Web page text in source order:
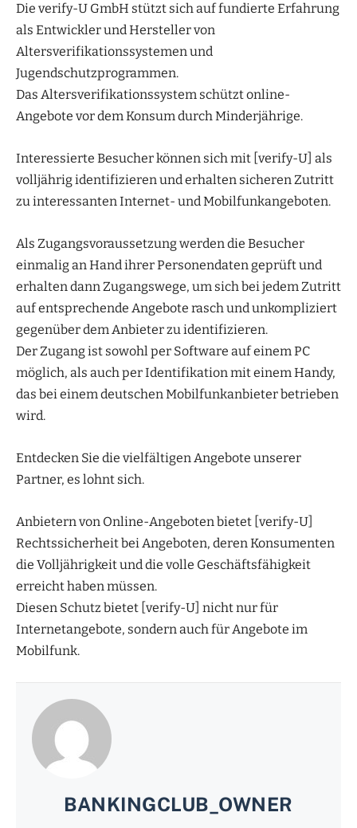
Die verify-U GmbH stützt sich auf fundierte Erfahrung
als Entwickler und Hersteller von
Altersverifikationssystemen und
Jugendschutzprogrammen.
Das Altersverifikationssystem schützt online-
Angebote vor dem Konsum durch Minderjährige.
Interessierte Besucher können sich mit [verify-U] als
volljährig identifizieren und erhalten sicheren Zutritt
zu interessanten Internet- und Mobilfunkangeboten.
Als Zugangsvoraussetzung werden die Besucher
einmalig an Hand ihrer Personendaten geprüft und
erhalten dann Zugangswege, um sich bei jedem Zutritt
auf entsprechende Angebote rasch und unkompliziert
gegenüber dem Anbieter zu identifizieren.
Der Zugang ist sowohl per Software auf einem PC
möglich, als auch per Identifikation mit einem Handy,
das bei einem deutschen Mobilfunkanbieter betrieben
wird.
Entdecken Sie die vielfältigen Angebote unserer
Partner, es lohnt sich.
Anbietern von Online-Angeboten bietet [verify-U]
Rechtssicherheit bei Angeboten, deren Konsumenten
die Volljährigkeit und die volle Geschäftsfähigkeit
erreicht haben müssen.
Diesen Schutz bietet [verify-U] nicht nur für
Internetangebote, sondern auch für Angebote im
Mobilfunk.
BANKINGCLUB_OWNER